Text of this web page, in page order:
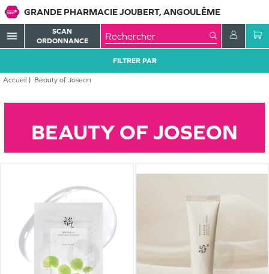
GRANDE PHARMACIE JOUBERT, ANGOULÊME
menu
SCAN
ORDONNANCE
Accueil Beauty of Joseon
FILTRER PAR
BEAUTY OF JOSEON